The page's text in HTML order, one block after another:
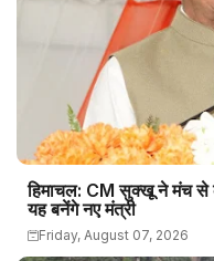
हिमाचल: CM सुक्खू ने मंच से
यह बनेंगे नए मंत्री
Friday, August 07, 2026